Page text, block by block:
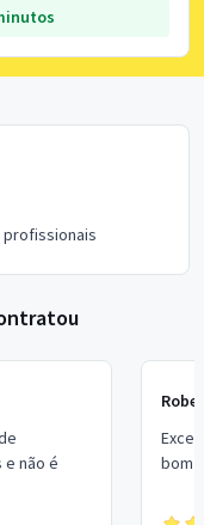
e não é
bom